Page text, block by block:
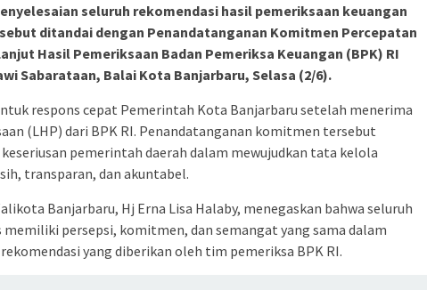
seluruh rekomendasi hasil pemeriksaan keuangan
ditandai dengan Penandatanganan Komitmen Percepatan
Hasil Pemeriksaan Badan Pemeriksa Keuangan (BPK) RI
Sabarataan, Balai Kota Banjarbaru, Selasa (2/6).
respons cepat Pemerintah Kota Banjarbaru setelah menerima
(LHP) dari BPK RI. Penandatanganan komitmen tersebut
pemerintah daerah dalam mewujudkan tata kelola
transparan, dan akuntabel.
Banjarbaru, Hj Erna Lisa Halaby, menegaskan bahwa seluruh
memiliki persepsi, komitmen, dan semangat yang sama dalam
yang diberikan oleh tim pemeriksa BPK RI.